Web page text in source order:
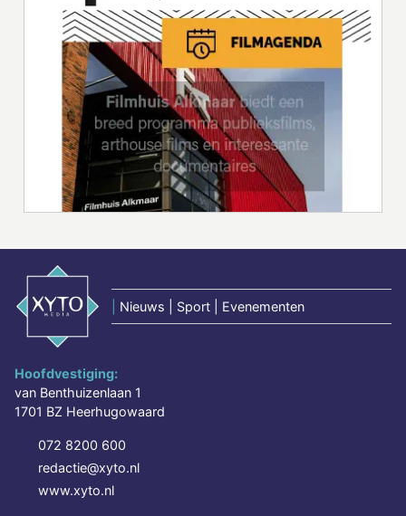
Nieuws | Sport | Evenementen
Hoofdvestiging:
van Benthuizenlaan 1
1701 BZ Heerhugowaard
072 8200 600
redactie@xyto.nl
www.xyto.nl